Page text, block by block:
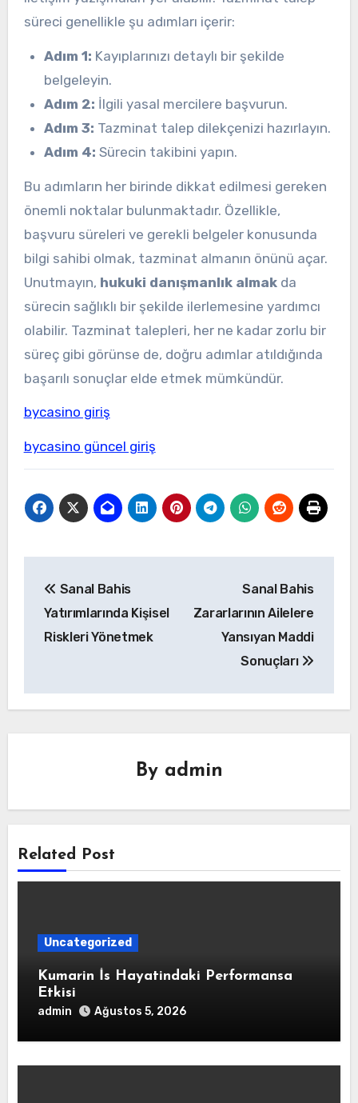
süreci genellikle şu adımları içerir:
Adım 1: Kayıplarınızı detaylı bir şekilde
belgeleyin.
Adım 2: İlgili yasal mercilere başvurun.
Adım 3: Tazminat talep dilekçenizi hazırlayın.
Adım 4: Sürecin takibini yapın.
Bu adımların her birinde dikkat edilmesi gereken
önemli noktalar bulunmaktadır. Özellikle,
başvuru süreleri ve gerekli belgeler konusunda
bilgi sahibi olmak, tazminat almanın önünü açar.
Unutmayın, hukuki danışmanlık almakda
sürecin sağlıklı bir şekilde ilerlemesine yardımcı
olabilir. Tazminat talepleri, her ne kadar zorlu bir
süreç gibi görünse de, doğru adımlar atıldığında
başarılı sonuçlar elde etmek mümkündür.
bycasino giriş
bycasino güncel giriş
gezinmesi
Sanal Bahis
Yatırımlarında Kişisel
Riskleri Yönetmek
Sanal Bahis
Zararlarının Ailelere
Yansıyan Maddi
Sonuçları
By admin
Related Post
Uncategorized
Kumarin İs Hayatindaki Performansa
Etkisi
admin Ağustos 5, 2026